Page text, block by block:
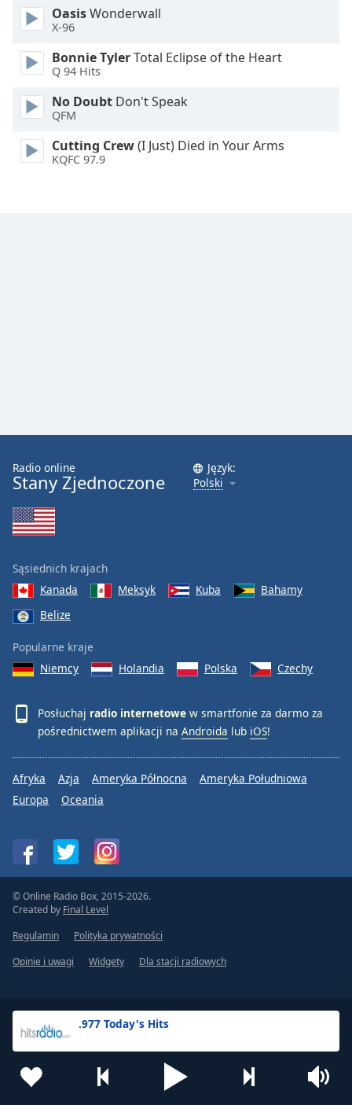
.977 Today's Hits
OasisWonderwall
X-96
Bonnie TylerTotal Eclipse of the Heart
Q 94 Hits
No Doubt Don't Speak
QFM
Cutting Crew(I Just) Died in Your Arms
KQFC 97.9
Radio online
Stany Zjednoczone
Język:
Polski
Sąsiednich krajach
Kanada
Meksyk Kuba
Bahamy
Belize
Popularne kraje
Niemcy
Holandia Polska Czechy
Posłuchaj radio internetowe w smartfonie za darmo za
pośrednictwem aplikacji na Androida lub iOS!
Afryka Azja Ameryka Północna
Ameryka Południowa
Europa
Oceania
© Online Radio Box, 2015-2026.
Created by Final Level
Regulamin
Polityka prywatności
Opinie i uwagi
Widgety Dla stacji radiowych